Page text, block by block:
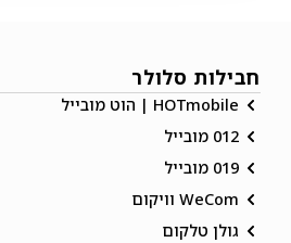
חבילות סלולר
HOTmobile | הוט מובייל
012 מובייל
019 מובייל
WeCom וויקום
גולן טלקום